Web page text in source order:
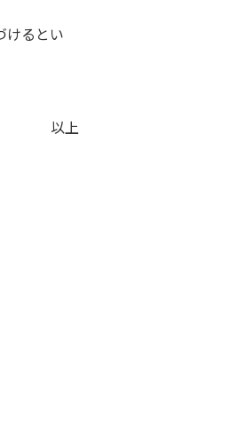
けるとい
以上